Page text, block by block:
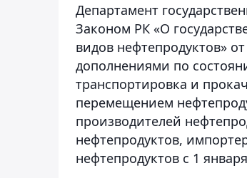
Департамент
Законом РК «О
видов нефтепродуктов»
дополнениями по
транспортировка и
перемещением
производителей
нефтепродуктов,
нефтепродуктов с 1